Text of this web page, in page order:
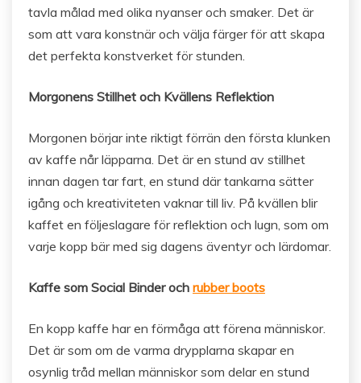
tavla målad med olika nyanser och smaker. Det är
som att vara konstnär och välja färger för att skapa
det perfekta konstverket för stunden.
Morgonens Stillhet och Kvällens Reflektion
Morgonen börjar inte riktigt förrän den första klunken
av kaffe når läpparna. Det är en stund av stillhet
innan dagen tar fart, en stund där tankarna sätter
igång och kreativiteten vaknar till liv. På kvällen blir
kaffet en följeslagare för reflektion och lugn, som om
varje kopp bär med sig dagens äventyr och lärdomar.
Kaffe som Social Binder och rubber boots
En kopp kaffe har en förmåga att förena människor.
Det är som om de varma drypplarna skapar en
osynlig tråd mellan människor som delar en stund